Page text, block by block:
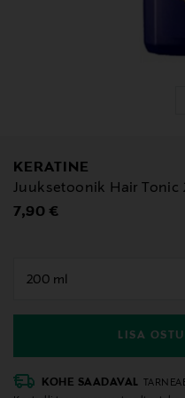
KERATINE
Juuksetoonik Hair Tonic
Original Price
7,90 €
LISA
KOHE SAADAVAL